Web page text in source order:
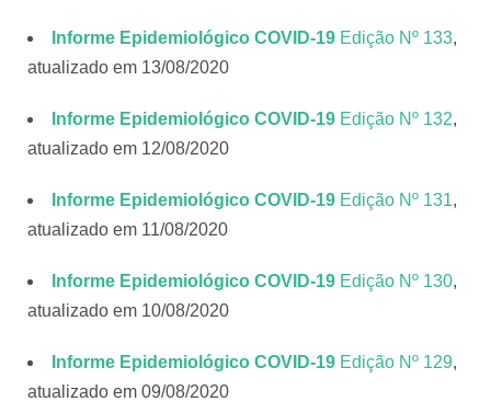
Informe Epidemiológico COVID-19 Edição Nº 133,
atualizado em 13/08/2020
Informe Epidemiológico COVID-19 Edição Nº 132,
atualizado em 12/08/2020
Informe Epidemiológico COVID-19 Edição Nº 131,
atualizado em 11/08/2020
Informe Epidemiológico COVID-19 Edição Nº 130,
atualizado em 10/08/2020
Informe Epidemiológico COVID-19 Edição Nº 129,
atualizado em 09/08/2020